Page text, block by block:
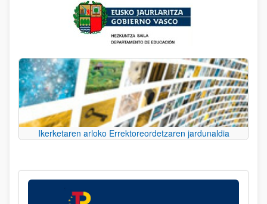
Ikerketaren arloko Errektoreordetzaren jardunaldia